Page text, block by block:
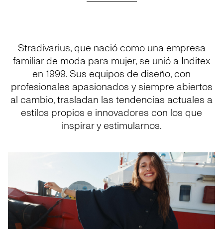
Stradivarius, que nació como una empresa
familiar de moda para mujer, se unió a Inditex
en 1999. Sus equipos de diseño, con
profesionales apasionados y siempre abiertos
al cambio, trasladan las tendencias actuales a
estilos propios e innovadores con los que
inspirar y estimularnos.